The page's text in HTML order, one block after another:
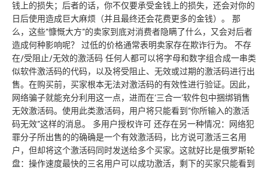
钱上的损失；后者的话，你不仅要承受金钱上的损失，还会对你的
日后使用造成巨大麻烦（并且最终还会花费更多的金钱）。 那
么，这些”慷慨大方”的卖家到底对消费者隐瞒了什么，又会对后者
造成何种影响呢？ 过低的价格通常表明卖家存在欺诈行为。 不存
在/受阻止/无效的激活码 任何人都可以将字母和数字组合成一串类
似软件激活码的代码，以及将受阻止、无效或过期的激活码进行出
售。在购买前，买家根本无法对激活码的有效性进行验证。因此，
网络骗子就能充分利用这一点，进而在’三合一’软件包中捆绑销售
无效激活码。使用此类激活码，用户将只能看到”你所输入的激活
码无效”这样的消息。 多用户授权许可 还存在另一种情况：网络犯
罪分子所出售的的确确是一个有效激活码，比方说可激活三名用
户，但却将这个激活码同时发送给多个买家。这就好比是俄罗斯轮
盘：操作速度最快的三名用户可以成功激活，剩下的买家只能看到